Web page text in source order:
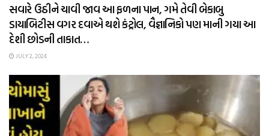
સવારે ઉઠીને ચાવી જાવ આ ફળના પાન, ગમે તેવી બેકાબુ
ડાયાબિટીસ વગર દવાએ થશે કંટ્રોલ, વૈજ્ઞાનિકો પણ માની ગયા આ
દેશી છોડની તાકાત…
JULY 2, 2024